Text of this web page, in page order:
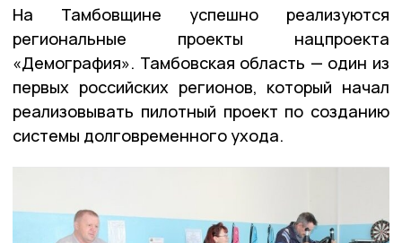
На Тамбовщине успешно реализуются
региональные проекты нацпроекта
«Демография». Тамбовская область — один из
первых российских регионов, который начал
реализовывать пилотный проект по созданию
системы долговременного ухода.